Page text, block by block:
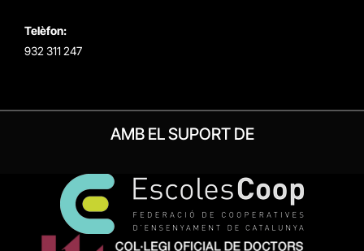
Telèfon:
932 311 247
AMB EL SUPORT DE